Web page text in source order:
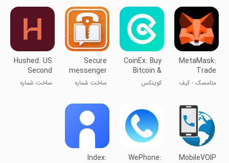
MetaMask:
Trade
Crypto
متامسک - کیف
CoinEx: Buy
Bitcoin &
Crypto
کوینکس
Secure
messenger
SafeUM
ساخت شماره
Hushed: US
Second
Phone
ساخت شماره
MobileVOIP
WePhone:
Index: